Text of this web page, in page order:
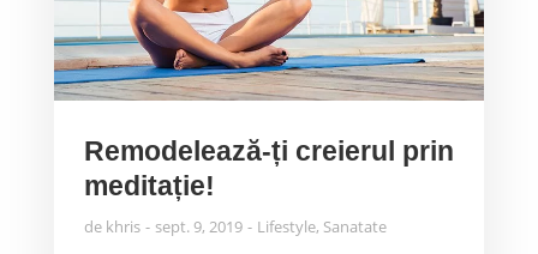
Remodelează-ți creierul prin
meditație!
de khris sept. 9, 2019 Lifestyle, Sanatate